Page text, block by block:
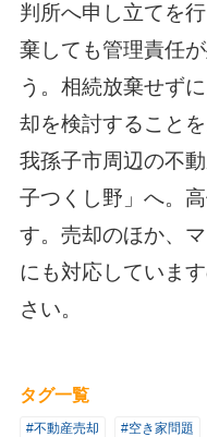
判所へ申し立てを
棄しても管理責任
う。相続放棄せず
却を検討すること
我孫子市周辺の不
子つくし野」へ。
す。売却のほか、
にも対応していま
さい。
タグ一覧
#不動産売却 #空き家問題